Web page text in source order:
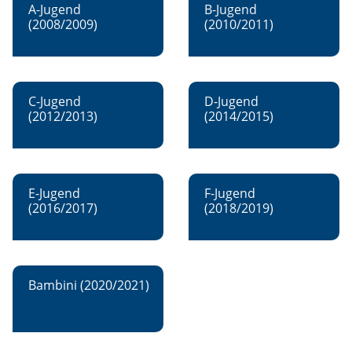
A-Jugend
(2008/2009)
B-Jugend
(2010/2011)
C-Jugend
(2012/2013)
D-Jugend
(2014/2015)
E-Jugend
(2016/2017)
F-Jugend
(2018/2019)
Bambini (2020/2021)